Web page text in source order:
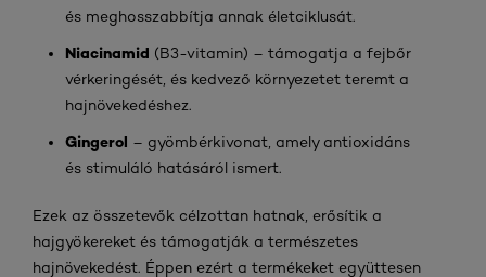
és meghosszabbítja annak életciklusát.
Niacinamid (B3-vitamin) – támogatja a fejbőr
vérkeringését, és kedvező környezetet teremt a
hajnövekedéshez.
Gingerol – gyömbérkivonat, amely antioxidáns
és stimuláló hatásáról ismert.
Ezek az összetevők célzottan hatnak, erősítik a
hajgyökereket és támogatják a természetes
hajnövekedést. Éppen ezért a termékeket együttesen